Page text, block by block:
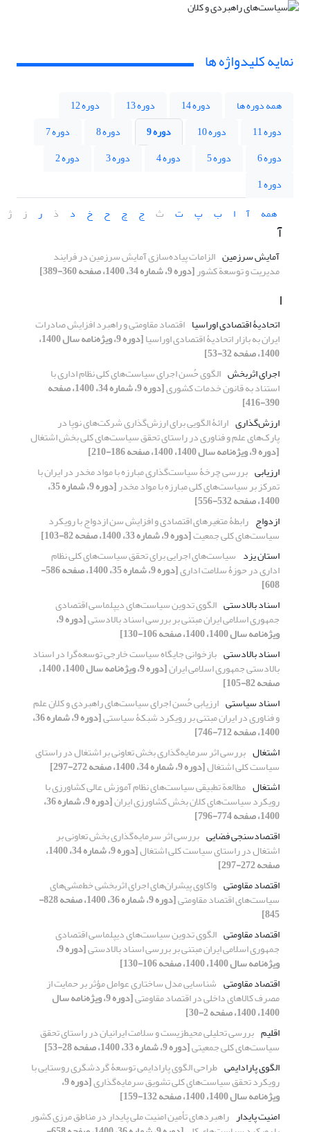
نمایه کلیدواژه ها
همه دوره ها دوره 14 دوره 13
دوره 12
دوره 11
دوره 10 دوره 9 دوره 8
دوره 7
دوره 6
دوره 5 دوره 4 دوره 3
دوره 2
دوره 1
همه
آ ا ب پ ت ث ج چ ح خ د ذ ر ز ژ
آ
آمایش سرزمین الزامات پیاده‌سازی آمایش سرزمین در فرایند
مدیریت و توسعة کشور[دوره 9، شماره 34، 1400، صفحه 360-389]
ا
اتحادیۀ اقتصادی اوراسیا اقتصاد مقاومتی و راهبرد افزایش صادرات
ایران به بازار اتحادیۀ اقتصادی اوراسیا [دوره 9، ویژه‌نامه سال 1400،
1400، صفحه 32-53]
اجرای اثربخش الگوی حُسن اجرای سیاست‌های کلی نظام اداری با
استناد به قانون خدمات کشوری [دوره 9، شماره 34، 1400، صفحه
390-416]
ارزش‌گذاری ارائۀ الگویی برای ارزش‌گذاری شرکت‌های نوپا در
پارک‌های علم و فناوری در راستای تحقق سیاست‌های کلی بخش اشتغال
[دوره 9، ویژه‌نامه سال 1400، 1400، صفحه 186-210]
ارزیابی بررسی چرخۀ سیاست‌گذاری مبارزه با مواد مخدر در ایران با
تمرکز بر سیاست‌های کلی مبارزه با مواد مخدر [دوره 9، شماره 35،
1400، صفحه 532-556]
ازدواج رابطۀ متغیرهای اقتصادی و افزایش سن ازدواج با رویکرد
سیاست‌های کلی جمعیت[دوره 9، شماره 33، 1400، صفحه 82-103]
استان یزد سیاست‌های اجرایی برای تحقق سیاست‌های کلی نظام
اداری در حوزۀ سلامت اداری [دوره 9، شماره 35، 1400، صفحه 586-
608]
اسناد بالادستی الگوی تدوین سیاست‌های دیپلماسی اقتصادی
جمهوری اسلامی ایران مبتنی بر بررسی اسناد بالادستی [دوره 9،
ویژه‌نامه سال 1400، 1400، صفحه 106-130]
اسناد بالادستی بازخوانی جایگاه سیاست خارجی توسعه‌‌گرا در اسناد
بالادستی جمهوری اسلامی ایران [دوره 9، ویژه‌نامه سال 1400، 1400،
صفحه 82-105]
اسناد سیاستی
ارزیابی حُسن اجرای سیاست‌‎های راهبردی و کلانِ علم
و فناوری در ایران مبتنی بر رویکرد شبکۀ سیاستی [دوره 9، شماره 36،
1400، صفحه 712-746]
اشتغال بررسی اثر سرمایه‌گذاری بخش تعاونی بر اشتغال در راستای
سیاست کلی اشتغال[دوره 9، شماره 34، 1400، صفحه 272-297]
اشتغال مطالعة تطبیقی سیاست‌های نظام آموزش عالی کشاورزی با
رویکرد سیاست‌های کلان بخش کشاورزی ایران [دوره 9، شماره 36،
1400، صفحه 774-796]
اقتصادسنجی فضایی بررسی اثر سرمایه‌گذاری بخش تعاونی بر
اشتغال در راستای سیاست کلی اشتغال [دوره 9، شماره 34، 1400،
صفحه 272-297]
اقتصاد مقاومتی واکاوی پیشران‌های اجرای اثربخشی خط‌مشی‌های
سیاست‌های اقتصاد مقاومتی [دوره 9، شماره 36، 1400، صفحه 828-
845]
اقتصاد مقاومتی الگوی تدوین سیاست‌های دیپلماسی اقتصادی
جمهوری اسلامی ایران مبتنی بر بررسی اسناد بالادستی [دوره 9،
ویژه‌نامه سال 1400، 1400، صفحه 106-130]
اقتصاد مقاومتی شناسایی مدل ساختاری عوامل مؤثر بر حمایت از
مصرف کالاهای داخلی در اقتصاد مقاومتی [دوره 9، ویژه‌نامه سال
1400، 1400، صفحه 2-30]
اقلیم بررسی تحلیلی محیط‌زیست و سلامت ایرانیان در راستای تحقق
سیاست‌های کلی جمعیتی[دوره 9، شماره 33، 1400، صفحه 28-53]
الگوی پارادایمی طراحی الگوی پارادایمی توسعۀ گردشگری روستایی با
رویکرد تحقق سیاست‌های کلی تشویق سرمایه‌گذاری [دوره 9،
ویژه‌نامه سال 1400، 1400، صفحه 132-159]
امنیت پایدار راهبردهای تأمین امنیت ملی پایدار در مناطق مرزی کشور